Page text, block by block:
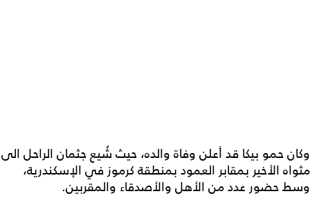
وكان حمو بيكا قد أعلن وفاة والده، حيث شُيع جثمان الراحل الى
مثواه الأخير بمقابر العمود بمنطقة كرموز في الإسكندرية،
وسط حضور عدد من الأهل والأصدقاء والمقربين.